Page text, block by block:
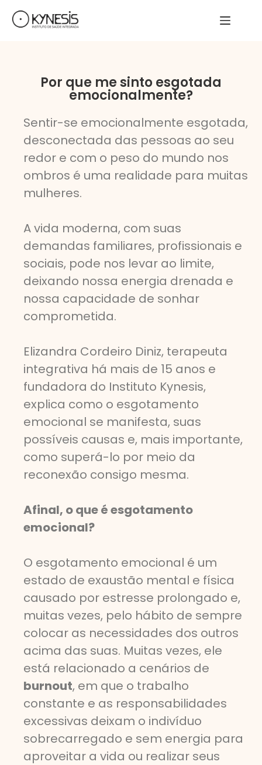
Por que me sinto esgotada
emocionalmente?
Sentir-se emocionalmente esgotada,
desconectada das pessoas ao seu
redor e com o peso do mundo nos
ombros é uma realidade para muitas
mulheres.
A vida moderna, com suas
demandas familiares, profissionais e
sociais, pode nos levar ao limite,
deixando nossa energia drenada e
nossa capacidade de sonhar
comprometida.
Elizandra Cordeiro Diniz, terapeuta
integrativa há mais de 15 anos e
fundadora do Instituto Kynesis,
explica como o esgotamento
emocional se manifesta, suas
possíveis causas e, mais importante,
como superá-lo por meio da
reconexão consigo mesma.
Afinal, o que é esgotamento
emocional?
O esgotamento emocional é um
estado de exaustão mental e física
causado por estresse prolongado e,
muitas vezes, pelo hábito de sempre
colocar as necessidades dos outros
acima das suas. Muitas vezes, ele
está relacionado a cenários de
burnout, em que o trabalho
constante e as responsabilidades
excessivas deixam o indivíduo
sobrecarregado e sem energia para
aproveitar a vida ou realizar seus